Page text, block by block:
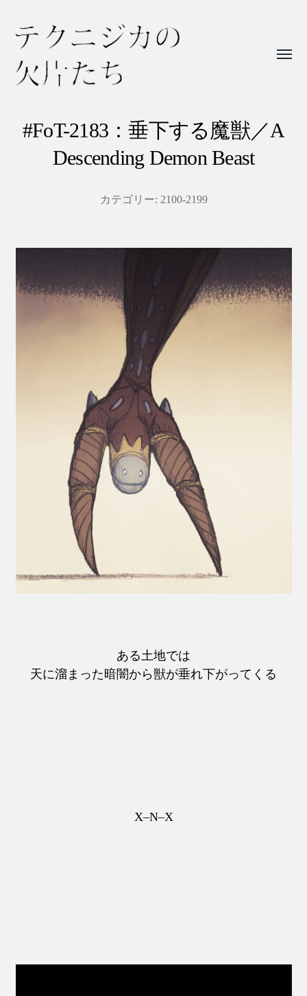
ニ
片
た
ち
#FoT-2183：垂下する魔獣／A
Descending Demon Beast
カテゴリー: 2100-2199
ある土地では
天に溜まった暗闇から獣が垂れ下がってくる
X–N–X